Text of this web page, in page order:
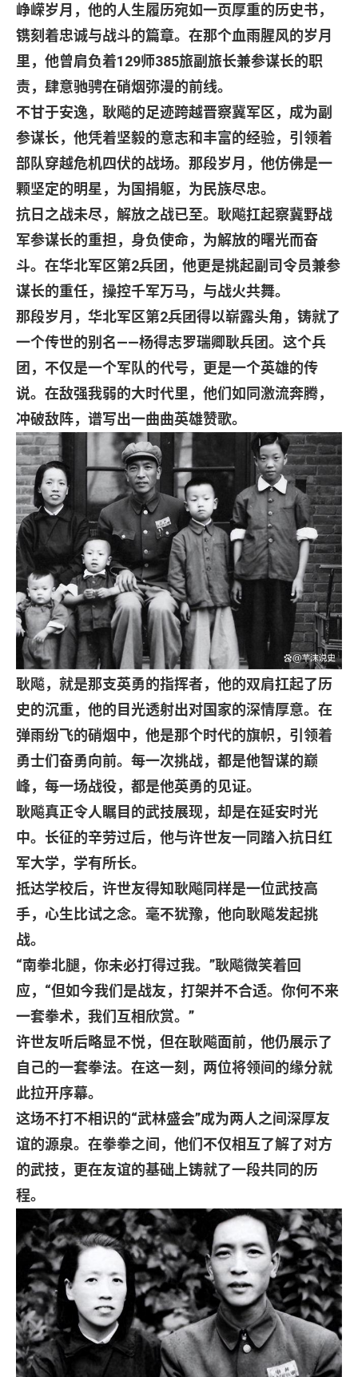
峥嵘岁月，他的人生履历宛如一页厚重的历史书，
镌刻着忠诚与战斗的篇章。在那个血雨腥风的岁月
里，他曾肩负着129师385旅副旅长兼参谋长的职
责，肆意驰骋在硝烟弥漫的前线。
不甘于安逸，耿飚的足迹跨越晋察冀军区，成为副
参谋长，他凭着坚毅的意志和丰富的经验，引领着
部队穿越危机四伏的战场。那段岁月，他仿佛是一
颗坚定的明星，为国捐躯，为民族尽忠。
抗日之战未尽，解放之战已至。耿飚扛起察冀野战
军参谋长的重担，身负使命，为解放的曙光而奋
斗。在华北军区第2兵团，他更是挑起副司令员兼参
谋长的重任，操控千军万马，与战火共舞。
那段岁月，华北军区第2兵团得以崭露头角，铸就了
一个传世的别名——杨得志罗瑞卿耿兵团。这个兵
团，不仅是一个军队的代号，更是一个英雄的传
说。在敌强我弱的大时代里，他们如同激流奔腾，
冲破敌阵，谱写出一曲曲英雄赞歌。
耿飚，就是那支英勇的指挥者，他的双肩扛起了历
史的沉重，他的目光透射出对国家的深情厚意。在
弹雨纷飞的硝烟中，他是那个时代的旗帜，引领着
勇士们奋勇向前。每一次挑战，都是他智谋的巅
峰，每一场战役，都是他英勇的见证。
耿飚真正令人瞩目的武技展现，却是在延安时光
中。长征的辛劳过后，他与许世友一同踏入抗日红
军大学，学有所长。
抵达学校后，许世友得知耿飚同样是一位武技高
手，心生比试之念。毫不犹豫，他向耿飚发起挑
战。
“南拳北腿，你未必打得过我。 ”耿飚微笑着回
应， “但如今我们是战友，打架并不合适。你何不来
一套拳术，我们互相欣赏。 ”
许世友听后略显不悦，但在耿飚面前，他仍展示了
自己的一套拳法。在这一刻，两位将领间的缘分就
此拉开序幕。
这场不打不相识的“武林盛会”成为两人之间深厚友
谊的源泉。在拳拳之间，他们不仅相互了解了对方
的武技，更在友谊的基础上铸就了一段共同的历
程。